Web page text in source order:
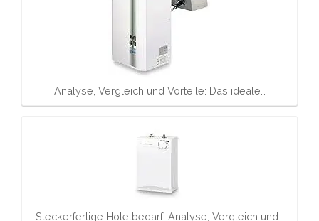
Analyse, Vergleich und Vorteile: Das ideale…
Steckerfertige Hotelbedarf: Analyse, Vergleich und…